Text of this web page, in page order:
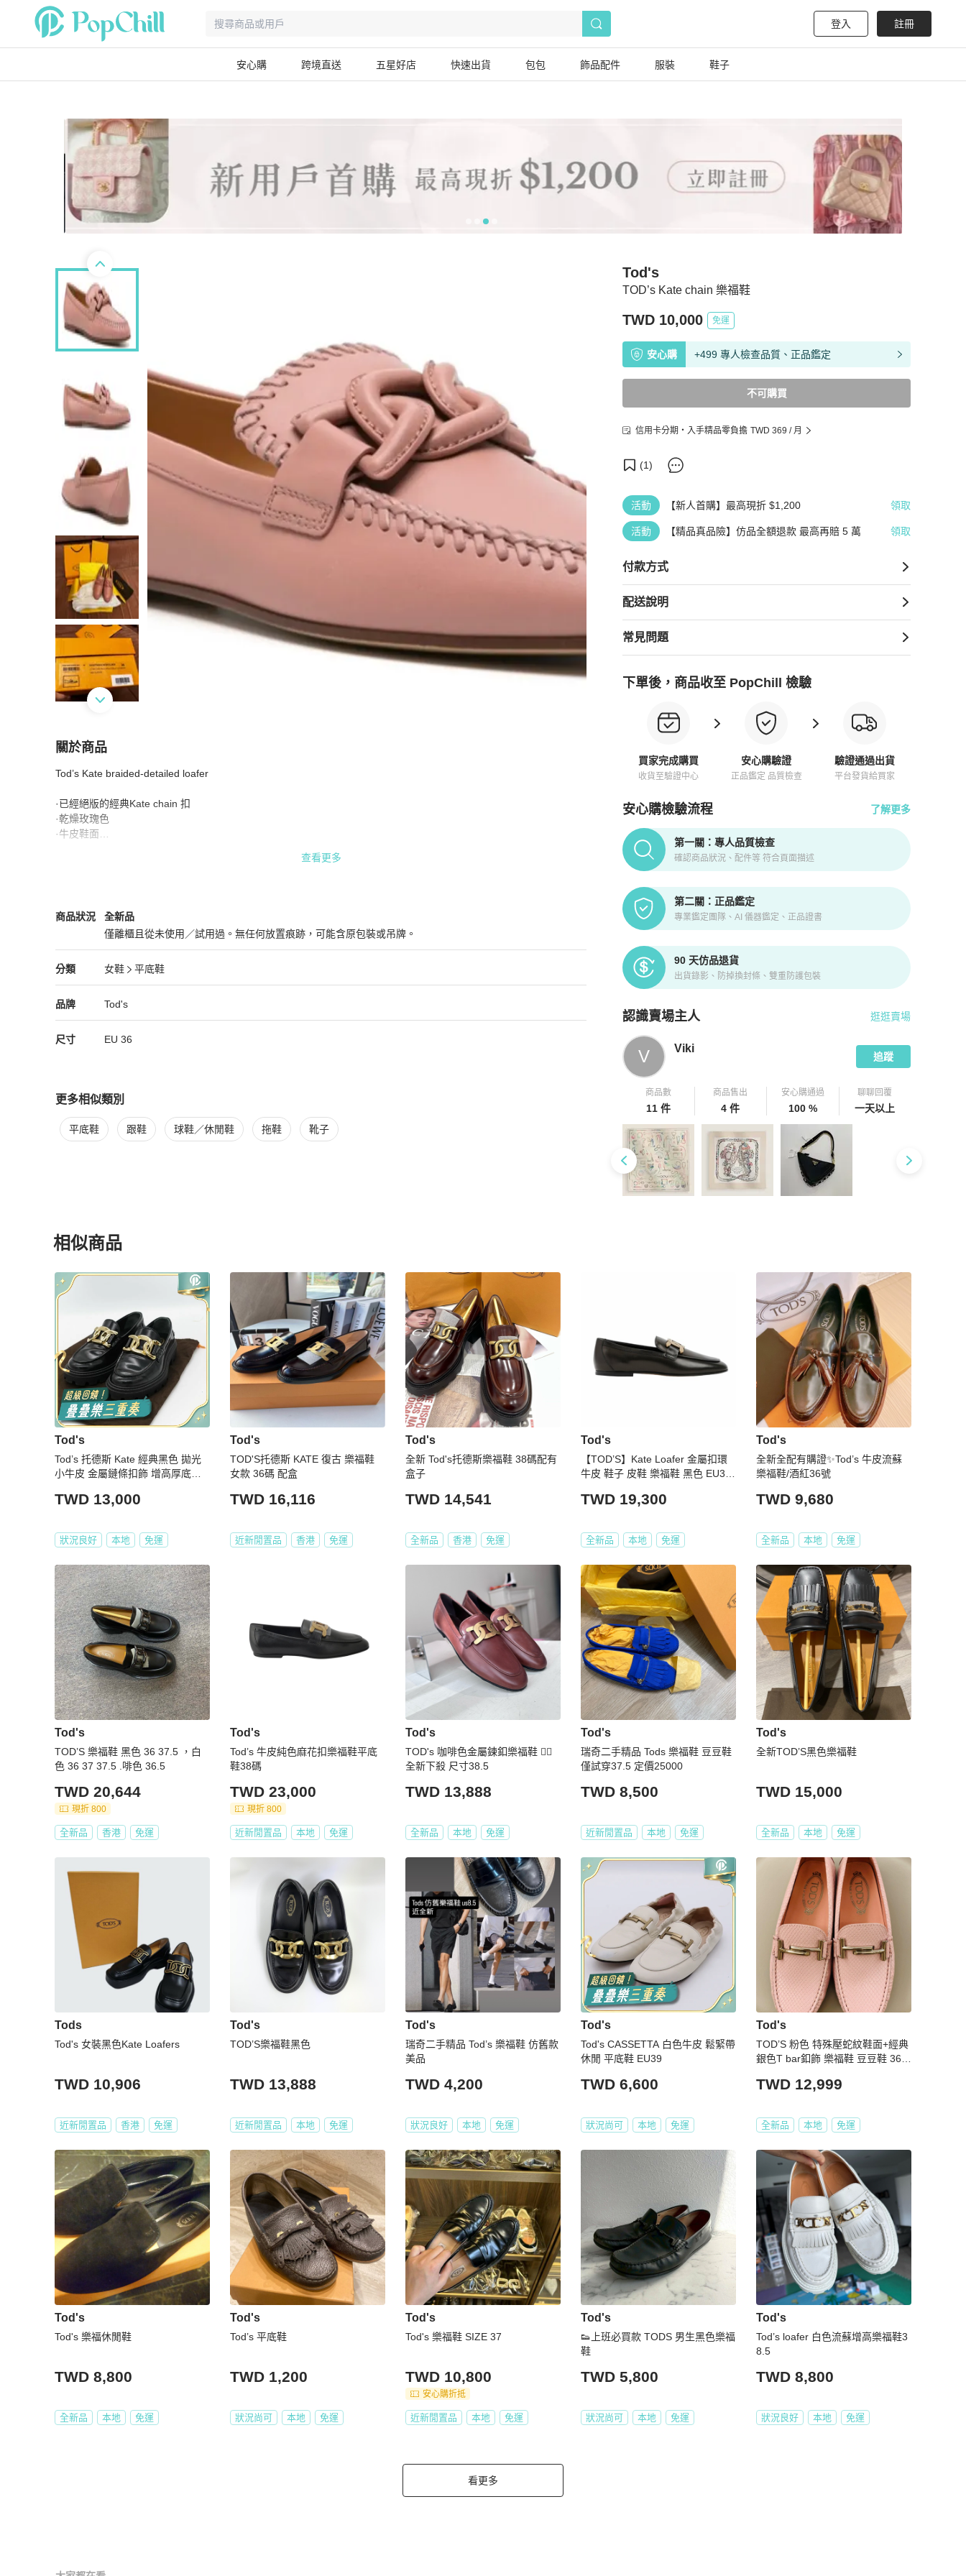
登入 註冊
安心購 跨境直送 五星好店 快速出貨 包包 飾品配件 服裝 鞋子
TOD’s Kate chain 樂福鞋
Tod's
TWD 10,000 免運
安心購 +499 專人檢查品質、正品鑑定
不可購買
信用卡分期・入手精品零負擔 TWD 369 / 月
(1)
活動 【新人首購】最高現折 $1,200 領取
活動 【精品真品險】仿品全額退款 最高再賠 5 萬 領取
付款方式
配送說明
常見問題
下單後，商品收至 PopChill 檢驗
買家完成購買
收貨至驗證中心
安心購驗證
正品鑑定 品質檢查
驗證通過出貨
平台發貨給買家
安心購檢驗流程 了解更多
PopChill拍拍圈正品驗證、安心購檢驗流程介紹
第一關：專人品質檢查
確認商品狀況、配件等 符合頁面描述
第二關：正品鑑定
專業鑑定團隊、AI 儀器鑑定、正品證書
90 天仿品退貨
出貨錄影、防掉換封條、雙重防護包裝
認識賣場主人
PopChill 拍拍圈嚴選賣家
逛逛賣場
V Viki
追蹤
商品數
11 件
商品售出
4 件
安心購通過
100 %
聊聊回覆
一天以上
關於商品
關於TOD’s Kate chain 樂福鞋商品詳情與購買須知
Tod’s Kate braided-detailed loafer
·已經絕版的經典Kate chain 扣
·乾燥玫瑰色
·牛皮鞋面
Highlights
• deep pink
• smooth grain
• chain-link detailing
• almond toe
• stacked sole
#tods #loafer #樂福鞋
查看更多
商品狀況
Tod's女鞋 商品狀態與細節
全新品
僅離櫃且從未使用／試用過。無任何放置痕跡，可能含原包裝或吊牌。
全新品
分類
Tod's 分類資訊
女鞋
平底鞋
女鞋/平底鞋推薦
品牌
Tod's 女鞋品牌介紹
Tod's
Tod's 推薦清單
尺寸 EU 36
更多相似類別
更多Tod's女鞋 相似商品推薦
平底鞋 跟鞋 球鞋／休閒鞋 拖鞋 靴子
相似商品
更多相似Tod's女鞋推薦精品
Tod's
Tod’s 托德斯 Kate 經典黑色 拋光
小牛皮 金屬鏈條扣飾 增高厚底樂
TWD 13,000
狀況良好 本地 免運
Tod's
TOD'S托德斯 KATE 復古 樂福鞋
女款 36碼 配盒
TWD 16,116
近新閒置品 香港 免運
Tod's
全新 Tod's托德斯樂福鞋 38碼配有
盒子
TWD 14,541
全新品 香港 免運
Tod's
【TOD’S】Kate Loafer 金屬扣環
牛皮 鞋子 皮鞋 樂福鞋 黑色 EU36.
TWD 19,300
全新品 本地 免運
Tod's
全新全配有購證✨Tod’s 牛皮流蘇
樂福鞋/酒紅36號
TWD 9,680
全新品 本地 免運
Tod's
TOD’S 樂福鞋 黑色 36 37.5 ，白
色 36 37 37.5 .啡色 36.5
TWD 20,644
現折 800
全新品 香港 免運
Tod's
Tod’s 牛皮純色麻花扣樂福鞋平底
鞋38碼
TWD 23,000
現折 800
近新閒置品 本地 免運
Tod's
TOD's 咖啡色金屬鍊釦樂福鞋 ❤️‍🔥
全新下殺 尺寸38.5
TWD 13,888
全新品 本地 免運
Tod's
瑞奇二手精品 Tods 樂福鞋 豆豆鞋
僅試穿37.5 定價25000
TWD 8,500
近新閒置品 本地 免運
Tod's
全新TOD’S黑色樂福鞋
TWD 15,000
全新品 本地 免運
Tods
Tod's 女裝黑色Kate Loafers
TWD 10,906
近新閒置品 香港 免運
Tod's
TOD’S樂福鞋黑色
TWD 13,888
近新閒置品 本地 免運
Tod's
瑞奇二手精品 Tod’s 樂福鞋 仿舊款
美品
TWD 4,200
狀況良好 本地 免運
Tod's
Tod's CASSETTA 白色牛皮 鬆緊帶
休閒 平底鞋 EU39
TWD 6,600
狀況尚可 本地 免運
Tod's
TOD’S 粉色 特殊壓蛇紋鞋面+經典
銀色T bar釦飾 樂福鞋 豆豆鞋 36.5
TWD 12,999
全新品 本地 免運
Tod's
Tod's 樂福休閒鞋
TWD 8,800
全新品 本地 免運
Tod's
Tod’s 平底鞋
TWD 1,200
狀況尚可 本地 免運
Tod's
Tod's 樂福鞋 SIZE 37
TWD 10,800
安心購折抵
近新閒置品 本地 免運
Tod's
👟上班必買款 TODS 男生黑色樂福
鞋
TWD 5,800
狀況尚可 本地 免運
Tod's
Tod’s loafer 白色流蘇增高樂福鞋3
8.5
TWD 8,800
狀況良好 本地 免運
看更多